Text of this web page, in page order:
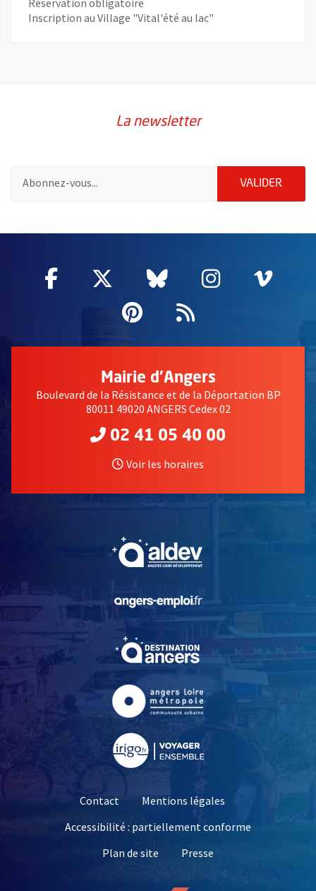
Réservation obligatoire
Inscription au Village "Vital'été au lac"
La newsletter
VALIDER
Facebook
, Ouvre une nouvelle fenêtre
Twitter
, Ouvre une nouvelle
Bluesky
, Ouvre une
Instagram
, Ouvre
,
Pinterest
, Ouvre une
Flux RSS
Mairie d'Angers
Boulevard de la Résistance et de la Déportation BP
80011 49020 ANGERS Cedex 02
02 41 05 40 00
Voir les horaires
, Ouvre une nouvelle
, Ouvre une nouvelle
Contact
Mentions légales
Accessibilité : partiellement conforme
Plan de site
Presse